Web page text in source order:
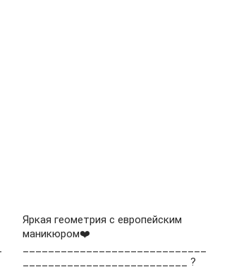
Яркая геометрия с европейским
маникюром❤️
__________________________ ?